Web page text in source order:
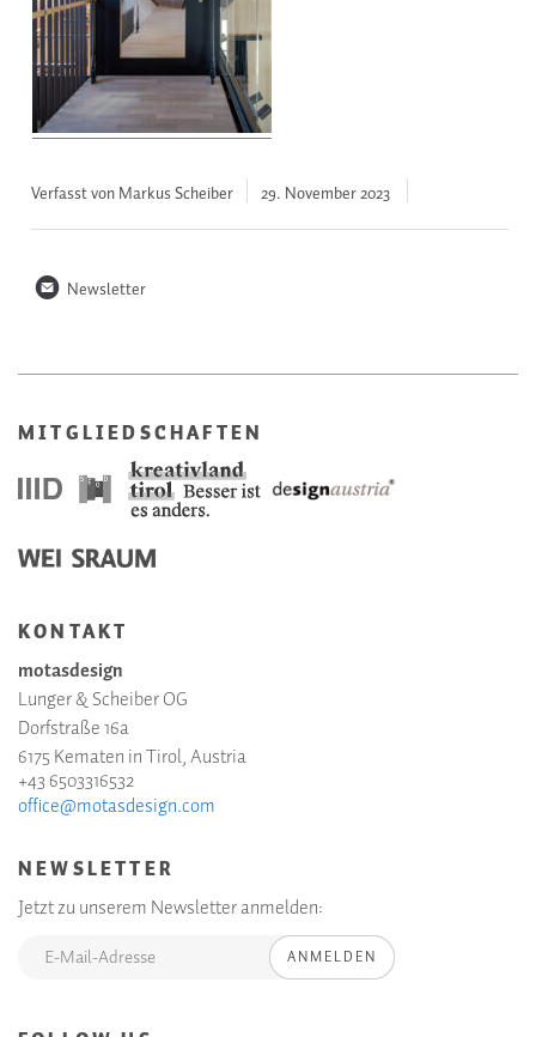
Verfasst von Markus Scheiber 29. November2023
n Newsletter
MITGLIEDSCHAFTEN
KONTAKT
motasdesign
Lunger & Scheiber OG
Dorfstraße 16a
6175 Kematen in Tirol, Austria
+43 6503316532
office@motasdesign.com
NEWSLETTER
Jetzt zu unserem Newsletter anmelden:
ANMELDEN